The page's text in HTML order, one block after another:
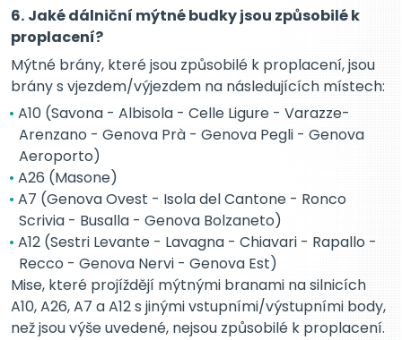
6. Jaké dálniční mýtné budky jsou způsobilé k
proplacení?
Mýtné brány, které jsou způsobilé k proplacení, jsou
brány s vjezdem/výjezdem na následujících místech:
A10 (Savona - Albisola - Celle Ligure - Varazze-
Arenzano - Genova Prà - Genova Pegli - Genova
Aeroporto)
A26 (Masone)
A7 (Genova Ovest - Isola del Cantone - Ronco
Scrivia - Busalla - Genova Bolzaneto)
A12 (Sestri Levante - Lavagna - Chiavari - Rapallo -
Recco - Genova Nervi - Genova Est)
Mise, které projíždějí mýtnými branami na silnicích
A10, A26, A7 a A12 s jinými vstupními/výstupními body,
než jsou výše uvedené, nejsou způsobilé k proplacení.